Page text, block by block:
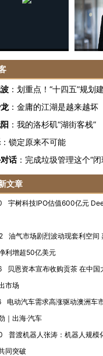
的吸金
中产们甘
粒摇头丸 尿检
毒品
： 划重点！“十四五”规划
： 金庸的江湖是越来越坏
： 我的洛杉矶“湖街客栈”
： 锁定原来不可能
话： 完成垃圾管理这个“闭
文章
宇树科技IPO估值600亿元
油气市场剧烈波动现套利空间
利增超50亿美元
贝恩资本宣布收购贡茶 在中
市场
电动汽车需求高涨驱动澳洲车
｜出海·汽车
普渡机器人张涛：机器人规模
同突破